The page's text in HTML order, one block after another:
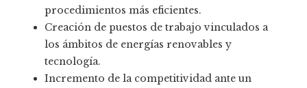
procedimientos más eficientes.
Creación de puestos de trabajo vinculados a
los ámbitos de energías renovables y
tecnología.
Incremento de la competitividad ante un